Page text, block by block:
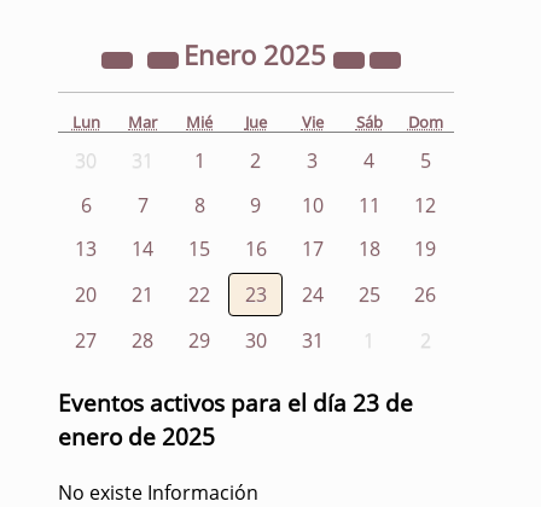
Enero 2025
Lun Mar Mié Jue Vie Sáb Dom
30 31 1 2 3 4
5
6
7 8 9 10 11
12
13
14 15 16 17 18
19
20
21 22 23 24 25
26
27
28 29 30 31 1 2
Eventos activos para el día 23 de
enero de 2025
No existe Información